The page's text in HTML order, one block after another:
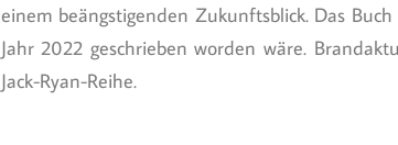
einem beängstigenden Zukunftsblick. Das
Jahr 2022 geschrieben worden wäre.
Jack-Ryan-Reihe.